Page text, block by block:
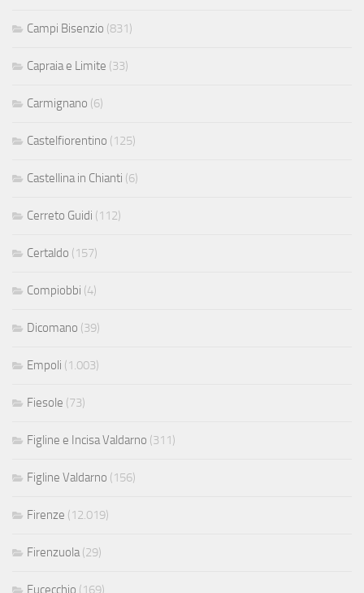
Campi Bisenzio (831)
Capraia e Limite (33)
Carmignano (6)
Castelfiorentino (125)
Castellina in Chianti (6)
Cerreto Guidi (112)
Certaldo (157)
Compiobbi (4)
Dicomano (39)
Empoli (1.003)
Fiesole (73)
Figline e Incisa Valdarno (311)
Figline Valdarno (156)
Firenze (12.019)
Firenzuola(29)
Fucecchio (169)